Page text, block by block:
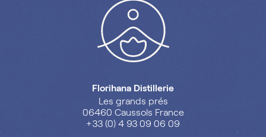
Florihana Distillerie
Les grands prés
06460 Caussols France
+33 (0) 4 93 09 06 09